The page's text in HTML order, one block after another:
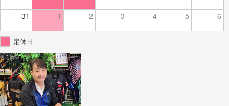
31 1 2 3 4 5 6
定休日